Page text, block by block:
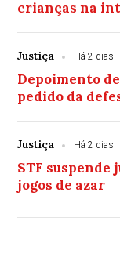
crianças na
Justiça Há 2 dias
Depoimento
pedido da
Justiça Há 2 dias
STF suspende
jogos de azar